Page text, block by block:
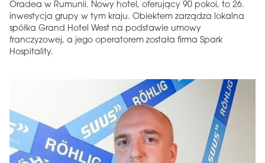
Oradea w Rumunii. Nowy hotel, oferujący 90 pokoi, to 26.
inwestycja grupy w tym kraju. Obiektem zarządza lokalna
spółka Grand Hotel West na podstawie umowy
franczyzowej, a jego operatorem została firma Spark
Hospitality.